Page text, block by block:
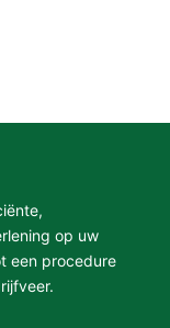
op uw
een procedure